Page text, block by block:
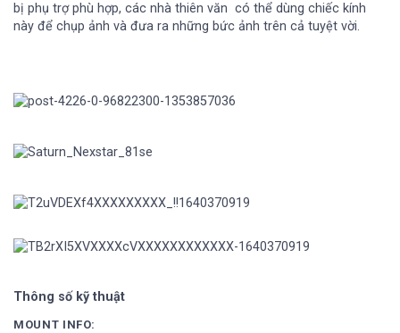
bị phụ trợ phù hợp, các nhà thiên văn có thể dùng chiếc kính
này để chụp ảnh và đưa ra những bức ảnh trên cả tuyệt vời.
Thông số kỹ thuật
MOUNT INFO: